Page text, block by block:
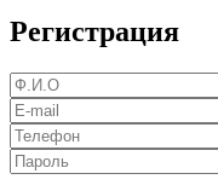
Регистрация